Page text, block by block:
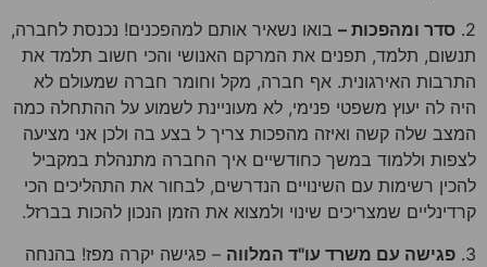
2. סדר ומהפכות – בואו נשאיר אותם למהפכנים! נכנסת לחברה,
תנשום, תלמד, תפנים את המרקם האנושי והכי חשוב תלמד את
התרבות האירגונית. אף חברה, מקל וחומר חברה שמעולם לא
היה לה יעוץ משפטי פנימי, לא מעוניינת לשמוע על ההתחלה כמה
המצב שלה קשה ואיזה מהפכות צריך ל בצע בה ולכן אני מציעה
לצפות וללמוד במשך כחודשיים איך החברה מתנהלת במקביל
להכין רשימות עם השינויים הנדרשים, לבחור את התהליכים הכי
קרדינליים שמצריכים שינוי ולמצוא את הזמן הנכון להכות בברזל.
3. פגישה עם משרד עו"ד המלווה – פגישה יקרה מפז! בהנחה